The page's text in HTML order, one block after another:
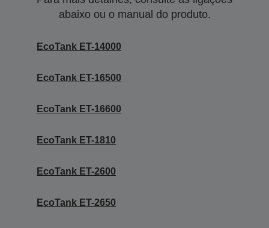
abaixo ou o manual do produto.
EcoTank ET-14000
EcoTank ET-16500
EcoTank ET-16600
EcoTank ET-1810
EcoTank ET-2600
EcoTank ET-2650